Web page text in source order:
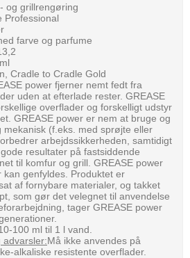
og grillrengøring
Professional
farve og parfume
Cradle to Cradle Gold
power fjerner nemt fedt fra
uden at efterlade rester. GREASE
overflader og forskelligt udstyr
GREASE power er nem at bruge og
mekanisk (f.eks. med sprøjte eller
arbejdssikkerheden, samtidigt
resultater på fastsiddende
til komfur og grill. GREASE power
genfyldes. Produktet er
af fornybare materialer, og takket
som gør det velegnet til anvendelse
tager GREASE power
100 ml til 1 l vand.
advarsler:Må ikke anvendes på
alkaliske resistente overflader.